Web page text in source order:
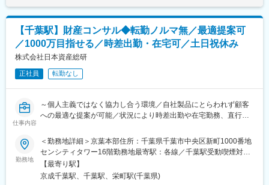
ス専門会社として、コンサルティング、事業支援BPO、バックオ
フィスBPO、オフィスサポートアウトソーシング、コンタクトセ
ンターアウトソーシング等の各業務領域で顧客企業を支援し、高
い評価を得ています。
変更の範囲：会社の定める業務
・各種検証業務（有効活用・建築・不動産売買・保険）など
■仕事の流れ：
STEP1…現状分析（財産の「健康診断」）
ご相談いただいたお客様の財産、収支の分析を行います。「どの
箇所が良くて、どの箇所が悪いのか」を数字を見ながら、お話を
聞きながらチェックしていきます。
STEP2…提案作成（財産に関する問題点の「手術計画」）
健康診断（STEP1）で見つかった問題点に対して、問題解決の提
案を行います。
提案内容の実行をしていきます。自社だけでは解決できない問題
点もあるので、提携先税理士法人、弁護士や司法書士、設計士、
社労士などと連携して案件を進めます。
【千葉駅】財産コンサル◆転勤ノルマ無／最適提案可
／1000万目指せる／時差出勤・在宅可／土日祝休み
株式会社日本資産総研
正社員 転勤なし
仕事内容
～個人主義ではなく協力し合う環境／自社製品にとらわれず顧客
への最適な提案が可能／状況により時差出勤や在宅勤務、直行直
■職務内容：
お客様の財産の承継・運用・管理を提案するコンサルティング業
務をお任せします。お客様のすべての資産を把握し、顕在化した
課題解決をするお仕事です。お客様の多くは、金融機関から紹介
勤務地
＜勤務地詳細＞京葉本部住所：千葉県千葉市中央区新町1000番地
センシティタワー16階勤務地最寄駅：各線／千葉駅受動喫煙対
策：屋内全面禁煙変更の範囲：会社の定める事業所
【最寄り駅】
京成千葉駅、千葉駅、栄町駅(千葉県)